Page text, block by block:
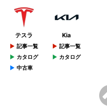
テスラ
記事一覧
カタログ
中古車
Kia
記事一覧
カタログ